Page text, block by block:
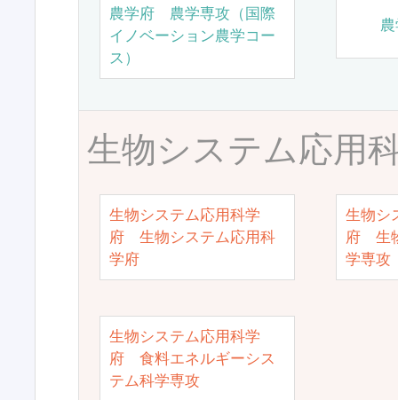
農学府 農学専攻（国際
イノベーション農学コー
ス）
生物システム応用
生物システム応用科学
府 生物システム応用科
学府
生物シ
府 生
学専攻
生物システム応用科学
府 食料エネルギーシス
テム科学専攻